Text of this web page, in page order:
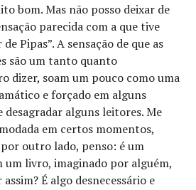
bom. Mas não posso deixar de
parecida com a que tive
Pipas”. A sensação de que as
são um tanto quanto
dizer, soam um pouco como uma
e forçado em alguns
desagradar alguns leitores. Me
em certos momentos,
por outro lado, penso: é um
um livro, imaginado por alguém,
É algo desnecessário e